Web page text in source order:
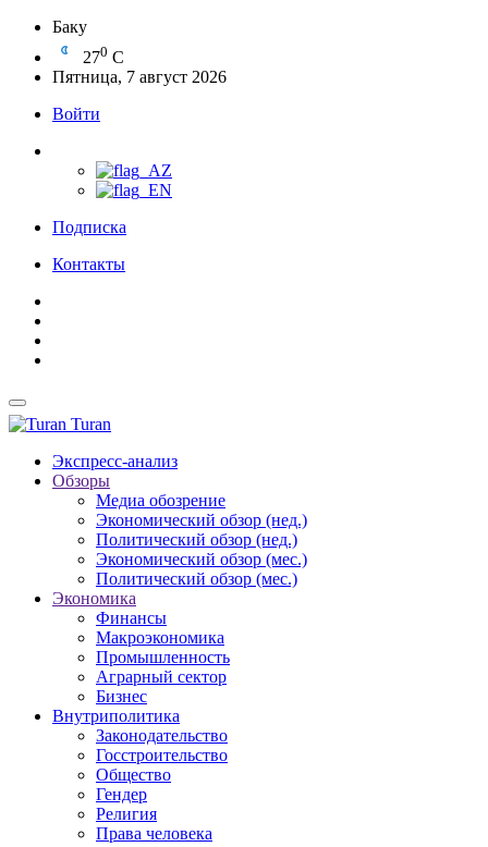
Баку
270 C
Пятница, 7 август 2026
Войти
Подписка
Контакты
Turan
Экспресс-анализ
Обзоры
Медиа обозрение
Экономический обзор (нед.)
Политический обзор (нед.)
Экономический обзор (мес.)
Политический обзор (мес.)
Экономика
Финансы
Макроэкономика
Промышленность
Аграрный сектор
Бизнес
Внутриполитика
Законодательство
Госстроительство
Общество
Гендер
Религия
Права человека